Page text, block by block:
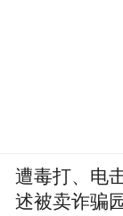
遭毒打、电
述被卖诈骗